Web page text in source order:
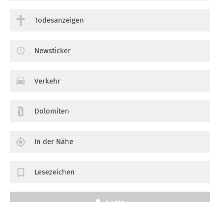
Todesanzeigen
Newsticker
Verkehr
Dolomiten
In der Nähe
Lesezeichen